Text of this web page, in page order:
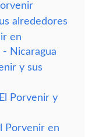
alrededores
en
Nicaragua
y sus
Porvenir y
Porvenir en